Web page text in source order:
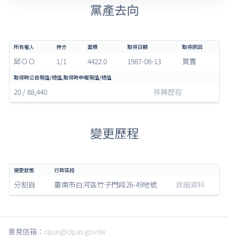
黨產去向
邱ＯＯ 1/1 4422.0 1987-08-13 買賣
20 / 88,440 移轉歷程
變更歷程
分割自 臺南市白河區竹子門段26-49地號 詳細資料
意見信箱： cipas@cipas.gov.tw